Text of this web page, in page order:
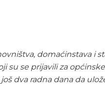
domaćinstava i
su se prijavili za
dva radna dana da